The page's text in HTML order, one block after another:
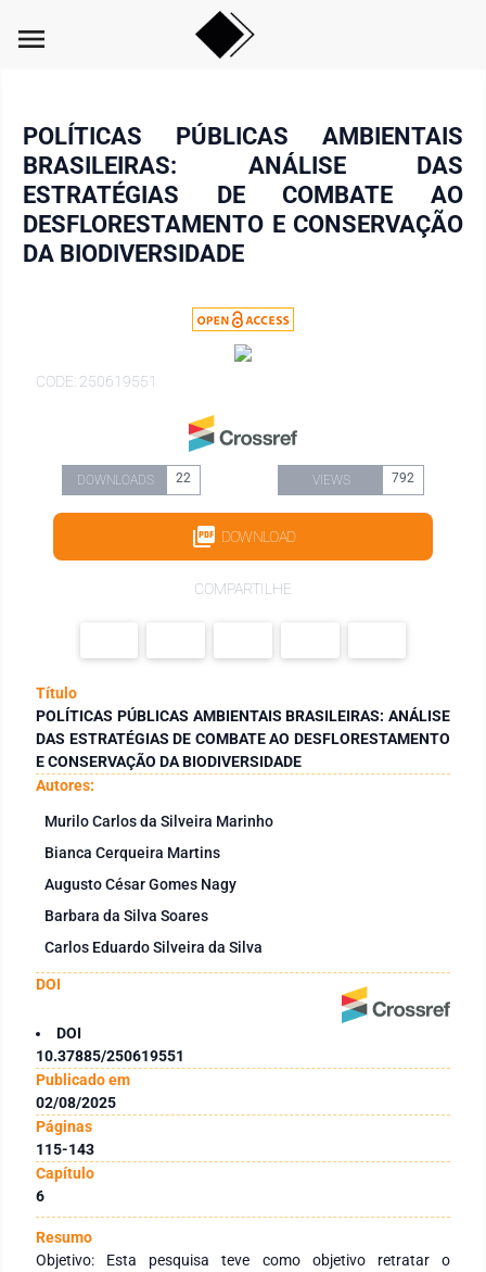
menu
POLÍTICAS PÚBLICAS AMBIENTAIS
BRASILEIRAS: ANÁLISE DAS
ESTRATÉGIAS DE COMBATE AO
DESFLORESTAMENTO E CONSERVAÇÃO
DA BIODIVERSIDADE
CODE: 250619551
DOWNLOADS 22 VIEWS 792
DOWNLOAD
COMPARTILHE
Título
POLÍTICAS PÚBLICAS AMBIENTAIS BRASILEIRAS: ANÁLISE
DAS ESTRATÉGIAS DE COMBATE AO DESFLORESTAMENTO
E CONSERVAÇÃO DA BIODIVERSIDADE
Autores:
Murilo Carlos da Silveira Marinho
Bianca Cerqueira Martins
Augusto César Gomes Nagy
Barbara da Silva Soares
Carlos Eduardo Silveira da Silva
DOI
DOI
10.37885/250619551
Publicado em
02/08/2025
Páginas
115-143
Capítulo
6
Resumo
Objetivo: Esta pesquisa teve como objetivo retratar o